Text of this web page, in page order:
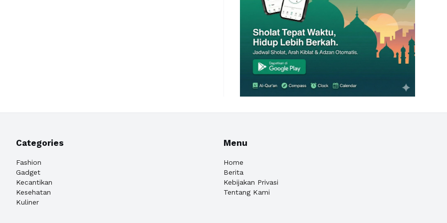
Categories
Fashion
Gadget
Kecantikan
Kesehatan
Kuliner
Menu
Home
Berita
Kebijakan Privasi
Tentang Kami